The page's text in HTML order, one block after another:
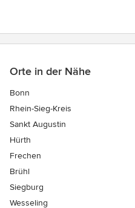
Orte in der Nähe
Bonn
Rhein-Sieg-Kreis
Sankt Augustin
Hürth
Frechen
Brühl
Siegburg
Wesseling